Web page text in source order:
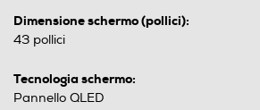
Dimensione schermo (pollici):
43 pollici
Tecnologia schermo:
Pannello QLED